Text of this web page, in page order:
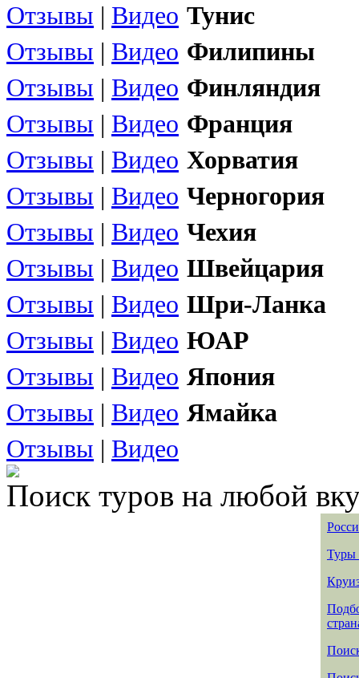
Отзывы | Видео Тунис
Отзывы | Видео Филипины
Отзывы | Видео Финляндия
Отзывы | Видео Франция
Отзывы | Видео Хорватия
Отзывы | Видео Черногория
Отзывы | Видео Чехия
Отзывы | Видео Швейцария
Отзывы | Видео Шри-Ланка
Отзывы | Видео ЮАР
Отзывы | Видео Япония
Отзывы | Видео Ямайка
Отзывы | Видео
Поиск туров на любой
Туры